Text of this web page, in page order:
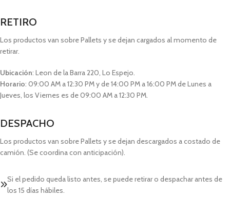
RETIRO
Los productos van sobre Pallets y se dejan cargados al momento de
retirar.
Ubicación: Leon de la Barra 220, Lo Espejo.
Horario: 09:00 AM a 12:30 PM y de 14:00 PM a 16:00 PM de Lunes a
Jueves, los Viernes es de 09:00 AM a 12:30 PM.
DESPACHO
Los productos van sobre Pallets y se dejan descargados a costado de
camión. (Se coordina con anticipación).
Si el pedido queda listo antes, se puede retirar o despachar antes de
los 15 días hábiles.